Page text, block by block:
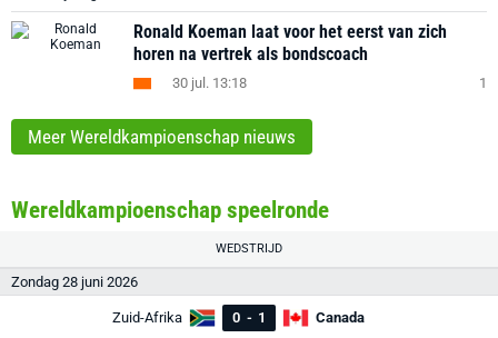
Ronald Koeman laat voor het eerst van zich
horen na vertrek als bondscoach
30 jul. 13:18 1
Meer Wereldkampioenschap nieuws
Wereldkampioenschap speelronde
WEDSTRIJD
Zondag 28 juni 2026
Zuid-Afrika 0 - 1 Canada